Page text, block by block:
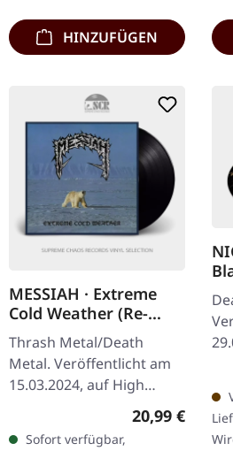
HINZUFÜGEN
MESSIAH · Extreme
Cold Weather (Re-
Issue 2014) | BLACK
LP
Thrash Metal/Death
Metal. Veröffentlicht am
15.03.2024, auf High
Roller Records. Schwarzes
Vinyl im Standard-Cover
Regulärer
20,99 €
Sofort verfügbar,